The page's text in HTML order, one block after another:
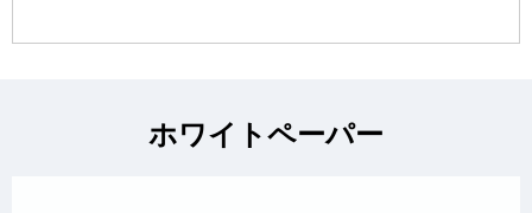
ホワイトペーパー